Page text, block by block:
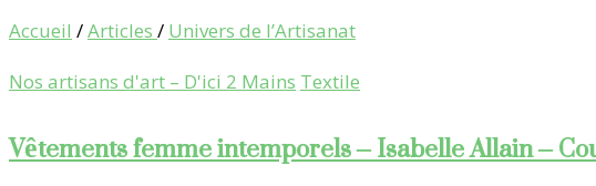
Accueil /Articles / Univers de l’Artisanat
Nos artisans d'art – D'ici 2 Mains Textile
Vêtements femme intemporels – Isabelle Allain –